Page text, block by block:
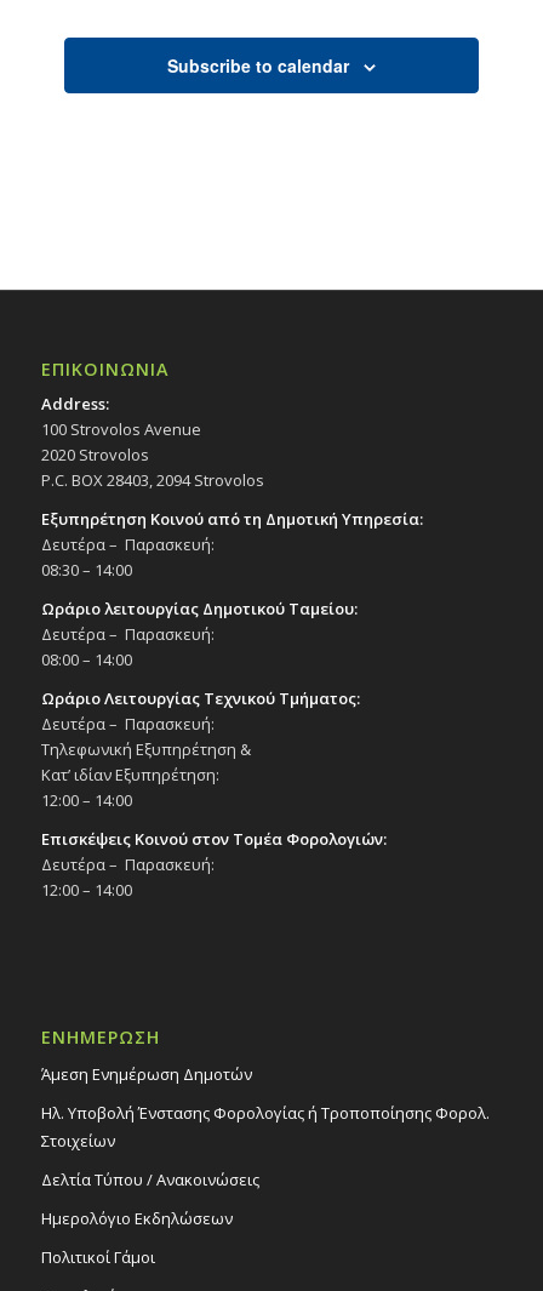
Subscribe to calendar
ΕΠΙΚΟΙΝΩΝΙΑ
Address:
100 Strovolos Avenue
2020 Strovolos
P.C. BOX 28403, 2094 Strovolos
Εξυπηρέτηση Κοινού από τη Δημοτική Υπηρεσία:
Δευτέρα – Παρασκευή:
08:30 – 14:00
Ωράριο λειτουργίας Δημοτικού Ταμείου:
Δευτέρα – Παρασκευή:
08:00 – 14:00
Ωράριο Λειτουργίας Τεχνικού Τμήματος:
Δευτέρα – Παρασκευή:
Τηλεφωνική Εξυπηρέτηση &
Κατ’ ιδίαν Εξυπηρέτηση:
12:00 – 14:00
Επισκέψεις Κοινού στον Τομέα Φορολογιών:
Δευτέρα – Παρασκευή:
12:00 – 14:00
ΕΝΗΜΕΡΩΣΗ
Άμεση Ενημέρωση Δημοτών
Ηλ. Υποβολή Ένστασης Φορολογίας ή Τροποποίησης Φορολ.
Στοιχείων
Δελτία Τύπου / Ανακοινώσεις
Ημερολόγιο Εκδηλώσεων
Πολιτικοί Γάμοι